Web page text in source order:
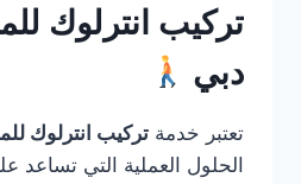
تركيب انترلوك
دبي
تعتبر خدمة تركيب انترلوك
الحلول العملية التي تساعد